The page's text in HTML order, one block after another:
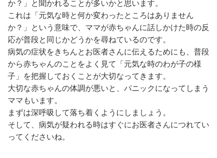
か？」と聞かれることが多いかと思います。
これは「元気な時と何か変わったところはありません
か？」という意味で、ママが赤ちゃんに話しかけた時の反
応が普段と同じかどうかを尋ねているのです。
病気の症状をきちんとお医者さんに伝えるためにも、普段
から赤ちゃんのことをよく見て「元気な時のわが子の様
子」を把握しておくことが大切なってきます。
大切な赤ちゃんの体調が悪いと、パニックになってしまう
ママもいます。
まずは深呼吸して落ち着くようにしましょう。
そして、病気が疑われる時はすぐにお医者さんにつれてい
ってくださいね。